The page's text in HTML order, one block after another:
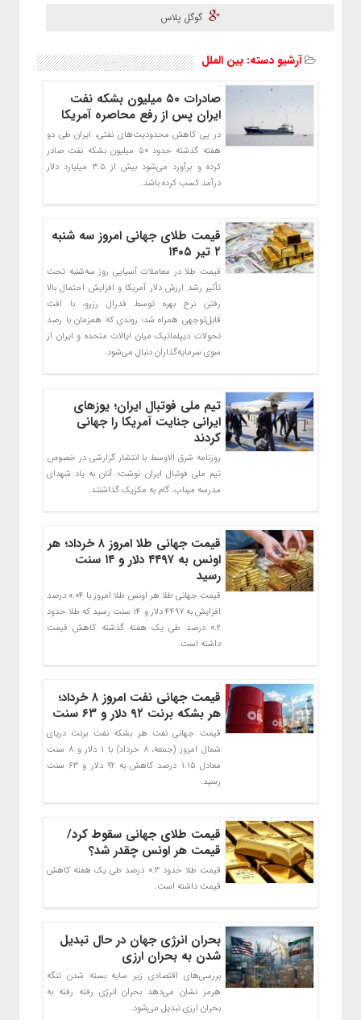
گوگل پلاس
آرشیو دسته:بین الملل
صادرات ۵۰ میلیون بشکه نفت
ایران پس از رفع محاصره آمریکا
در پی کاهش محدودیت‌های نفتی، ایران طی دو
هفته گذشته حدود ۵۰ میلیون بشکه نفت صادر
کرده و برآورد می‌شود بیش از ۳.۵ میلیارد دلار
درآمد کسب کرده باشد.
قیمت طلای جهانی امروز سه شنبه
۲ تیر ۱۴۰۵
قیمت طلا در معاملات آسیایی روز سه‌شنبه تحت
تأثیر رشد ارزش دلار آمریکا و افزایش احتمال بالا
رفتن نرخ بهره توسط فدرال رزرو، با افت
قابل‌توجهی همراه شد؛ روندی که همزمان با رصد
تحولات دیپلماتیک میان ایالات متحده و ایران از
سوی سرمایه‌گذاران دنبال می‌شود.
تیم ملی فوتبال ایران؛ یوزهای
ایرانی جنایت آمریکا را جهانی
کردند
روزنامه شرق الاوسط با انتشار گزارشی در خصوص
تیم ملی فوتبال ایران نوشت: آنان به یاد شهدای
مدرسه میناب، گام به مکزیک گذاشتند.
قیمت جهانی طلا امروز ۸ خرداد؛ هر
اونس به ۴۴۹۷ دلار و ۱۴ سنت
رسید
قیمت جهانی طلا هر اونس طلا امروز با ۰.۰۴ درصد
افزایش به ۴۴۹۷ دلار و ۱۴ سنت رسید که طلا حدود
۰.۲ درصد طی یک هفته گذشته کاهش قیمت
داشته است.
قیمت جهانی نفت امروز ۸ خرداد؛
هر بشکه برنت ۹۲ دلار و ۶۳ سنت
قیمت جهانی نفت هر بشکه نفت برنت دریای
شمال امروز (جمعه، ۸ خرداد) با ۱ دلار و ۸ سنت
معادل ۱.۱۵ درصد کاهش به ۹۲ دلار و ۶۳ سنت
رسید.
قیمت طلای جهانی سقوط کرد/
قیمت هر اونس چقدر شد؟
قیمت طلا حدود 0.3 درصد طی یک هفته کاهش
قیمت داشته است.
بحران انرژی جهان در حال تبدیل
شدن به بحران ارزی
بررسی‌های اقتصادی زیر سایه بسته شدن تنگه
هرمز نشان می‌دهد بحران انرژی رفته رفته به
بحران ارزی تبدیل می‌شود.